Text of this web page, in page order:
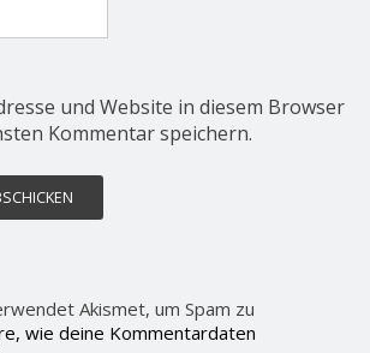
und Website in diesem Browser
Kommentar speichern.
Akismet, um Spam zu
wie deine Kommentardaten